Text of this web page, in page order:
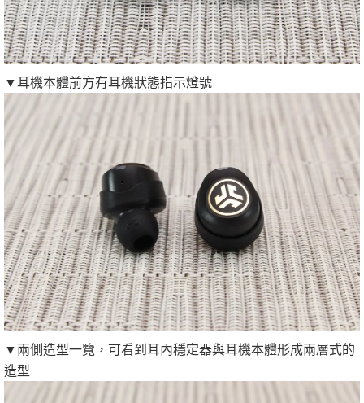
▼耳機本體前方有耳機狀態指示燈號
▼兩側造型一覽，可看到耳內穩定器與耳機本體形成兩層式的
造型